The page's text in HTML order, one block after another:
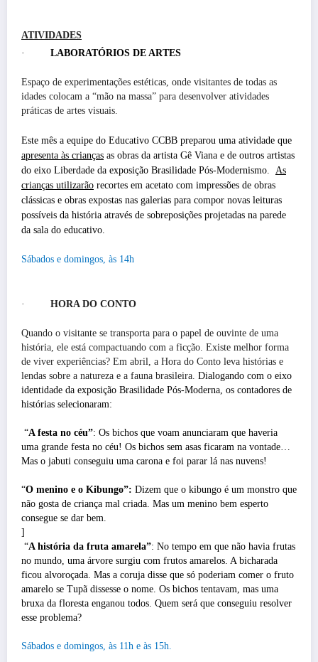
ATIVIDADES
·
LABORATÓRIOS DE ARTES
Espaço de experimentações estéticas, onde visitantes de todas as
idades colocam a “mão na massa” para desenvolver atividades
práticas de artes visuais.
Este mês a equipe do Educativo CCBB preparou uma atividade que
apresenta às crianças as obras da artista Gê Viana e de outros artistas
do eixo Liberdade da exposição Brasilidade Pós-Modernismo. As
crianças utilizarão recortes em acetato com impressões de obras
clássicas e obras expostas nas galerias para compor novas leituras
possíveis da história através de sobreposições projetadas na parede
da sala do educativo.
Sábados e domingos, às 14h
· HORA DO CONTO
Quando o visitante se transporta para o papel de ouvinte de uma
história, ele está compactuando com a ficção. Existe melhor forma
de viver experiências? Em abril, a Hora do Conto leva histórias e
lendas sobre a natureza e a fauna brasileira. Dialogando com o eixo
identidade da exposição Brasilidade Pós-Moderna, os contadores de
histórias selecionaram:
“A festa no céu”: Os bichos que voam anunciaram que haveria
uma grande festa no céu! Os bichos sem asas ficaram na vontade…
Mas o jabuti conseguiu uma carona e foi parar lá nas nuvens!
“O menino e o Kibungo”: Dizem que o kibungo é um monstro que
não gosta de criança mal criada. Mas um menino bem esperto
consegue se dar bem.
]
“A história da fruta amarela”: No tempo em que não havia frutas
no mundo, uma árvore surgiu com frutos amarelos. A bicharada
ficou alvoroçada. Mas a coruja disse que só poderiam comer o fruto
amarelo se Tupã dissesse o nome. Os bichos tentavam, mas uma
bruxa da floresta enganou todos. Quem será que conseguiu resolver
esse problema?
Sábados e domingos, às 11h e às 15h.